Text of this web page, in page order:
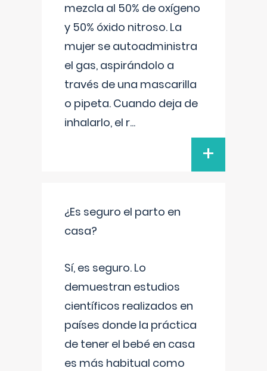
mezcla al 50% de oxígeno
y 50% óxido nitroso. La
mujer se autoadministra
el gas, aspirándolo a
través de una mascarilla
o pipeta. Cuando deja de
inhalarlo, el r...
+
¿Es seguro el parto en
casa?
Sí, es seguro. Lo
demuestran estudios
científicos realizados en
países donde la práctica
de tener el bebé en casa
es más habitual como